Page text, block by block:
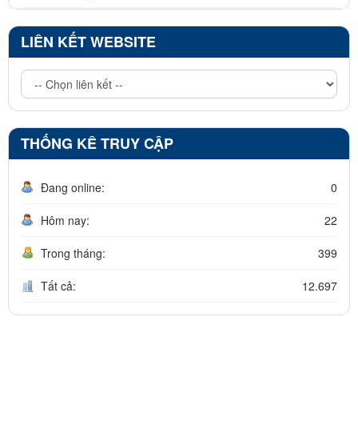
LIÊN KẾT WEBSITE
THỐNG KÊ TRUY CẬP
Đang online: 0
Hôm nay: 22
Trong tháng: 399
Tất cả: 12.697